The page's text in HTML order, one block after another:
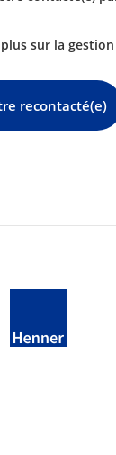
sur la
recontacté(e)